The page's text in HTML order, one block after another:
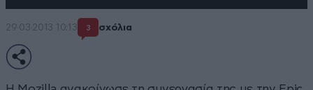
29·03·2013 10:13 3 σχόλια